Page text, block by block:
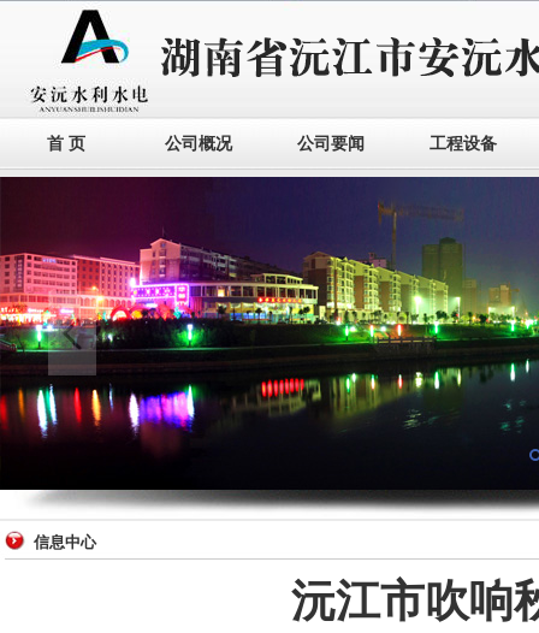
首 页 公司概况 公司要闻 工程设备
信息中心
沅江市吹响